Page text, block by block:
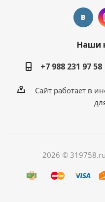
Наши
+7 988 231 97 58
Сайт работает в
2026 ©